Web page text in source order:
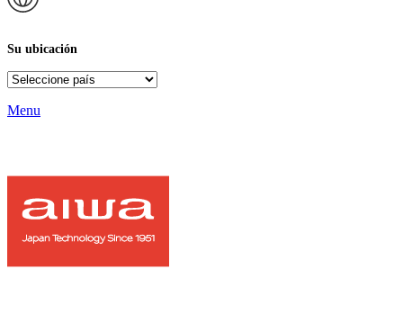
Su ubicación
Menu